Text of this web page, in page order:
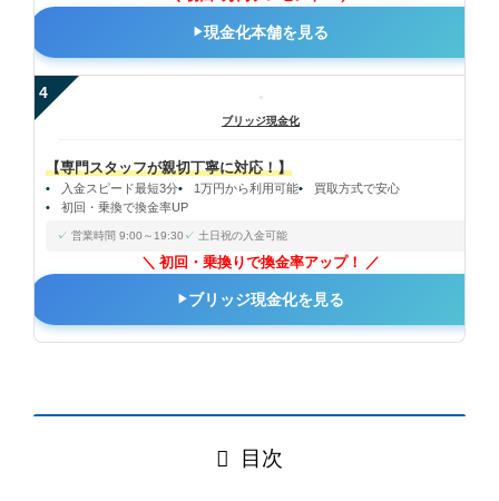
現金化本舗を見る
4
ブリッジ現金化
【専門スタッフが親切丁寧に対応！】
入金スピード最短3分 1万円から利用可能
買取方式で安心
初回・乗換で換金率UP
営業時間 9:00～19:30 土日祝の入金可能
初回・乗換りで換金率アップ！
ブリッジ現金化を見る
目次